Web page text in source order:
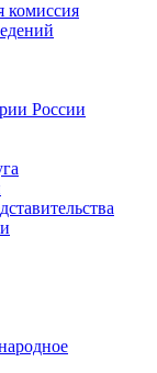
комиссия
России